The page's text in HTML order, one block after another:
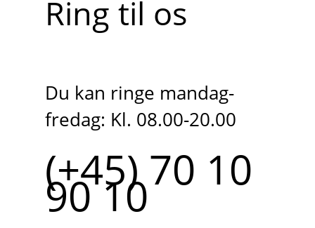
Ring til os
Du kan ringe mandag-
fredag: Kl. 08.00-20.00
(+45) 70 10
90 10